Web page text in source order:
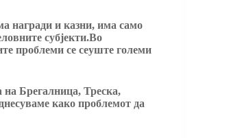
награди и казни, има само
субјекти.Во
проблеми се сеуште големи
Брегалница, Треска,
како проблемот да